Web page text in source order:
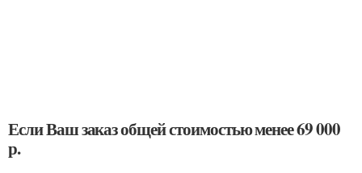
Если Ваш заказ общей стоимостью менее 69 000
р.